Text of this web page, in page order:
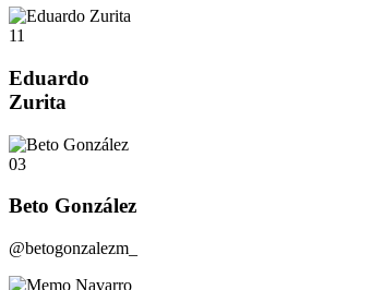
11
Eduardo
Zurita
03
Beto González
@betogonzalezm_